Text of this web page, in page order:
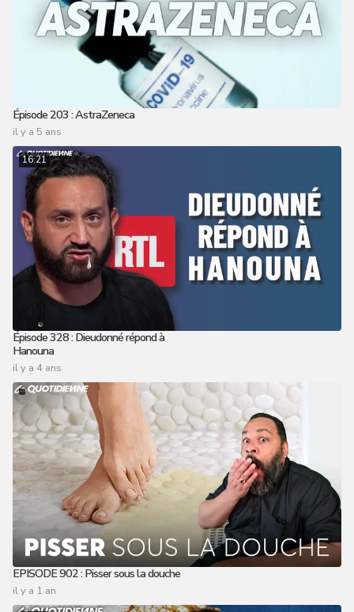
Épisode 203 : AstraZeneca
il y a 5 ans
16:21
Épisode 328 : Dieudonné répond à
Hanouna
il y a 4 ans
EPISODE 902 : Pisser sous la douche
il y a 1 an